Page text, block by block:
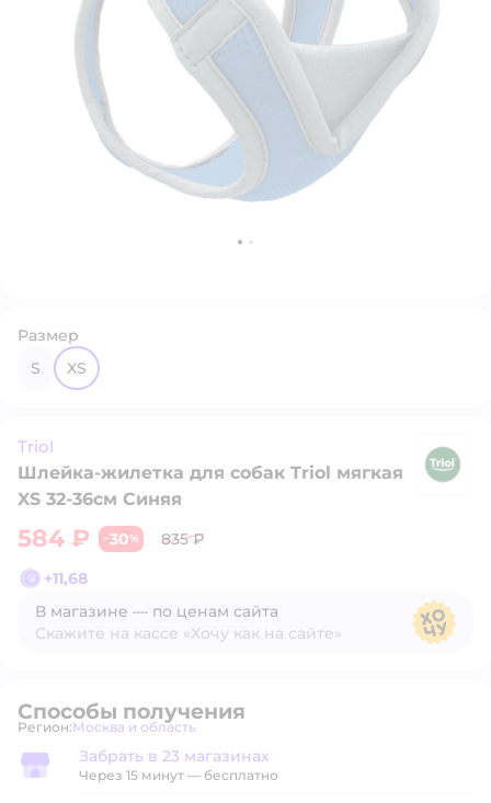
Размер
S
XS
Triol
Шлейка-жилетка для собак Triol мягкая
XS 32-36см Синяя
584 ₽ −30%
835 ₽
+11,68
В магазине — по ценам сайта
Скажите на кассе «Хочу как на сайте»
Способы получения
Регион: Выбор адреса доставки.
Москва и область
Забрать в магазине
Забрать в 23 магазинах
Через 15 минут — бесплатно